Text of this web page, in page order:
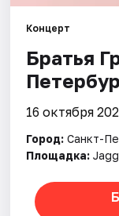
Концерт
Братья
16 октября
Город: Санкт-
Площадка: